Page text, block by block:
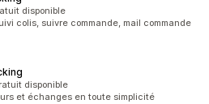
disponible
colis, suivre commande, mail commande
disponible
et échanges en toute simplicité